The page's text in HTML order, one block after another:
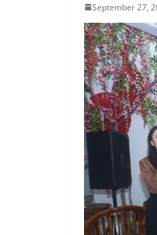
September 27,